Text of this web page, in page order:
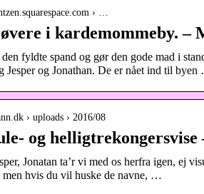
› …
i kardemommeby. –
fyldte spand og gør den gode mad i
Jesper og Jonathan. De er nået ind til
› uploads › 2016/08
og
Jonatan ta’r vi med os herfra igen, ej
hvis du vil huske de navne, …